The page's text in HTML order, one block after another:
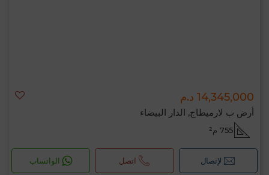
14,345,000 د.م
أرض ب لارميطاج, الدار البيضاء
755 م²
لإتصال اتصل الواتساب